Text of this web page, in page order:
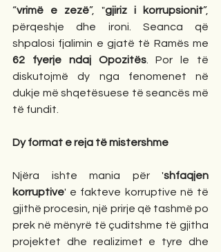
“vrimë e zezë”, "gjiriz i korrupsionit”,
përqeshje dhe ironi. Seanca që
62 fyerje ndaj Opozitës. Por le të
diskutojmë dy nga fenomenet në
dukje më shqetësuese të seancës më
të fundit.
Dy format e reja të mistershme
Njëra ishte mania për 'shfaqjen
korruptive' e fakteve korruptive në të
gjithë procesin, një prirje që tashmë po
prek në mënyrë të çuditshme të gjitha
projektet dhe realizimet e tyre dhe